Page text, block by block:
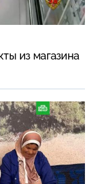
из магазина